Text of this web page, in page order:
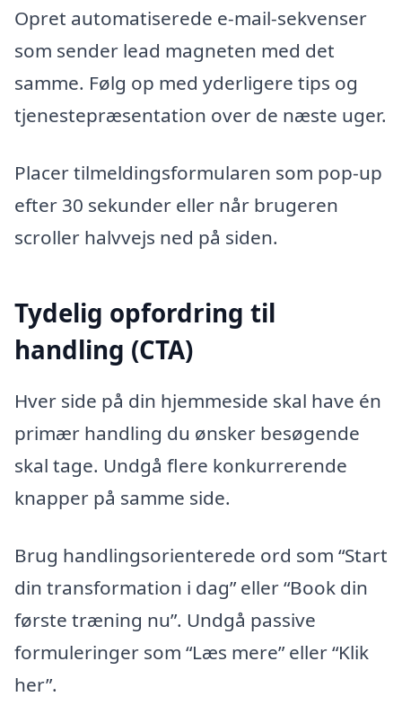
Opret automatiserede e-mail-sekvenser
som sender lead magneten med det
samme. Følg op med yderligere tips og
tjenestepræsentation over de næste uger.
Placer tilmeldingsformularen som pop-up
efter 30 sekunder eller når brugeren
scroller halvvejs ned på siden.
Tydelig opfordring til
handling (CTA)
Hver side på din hjemmeside skal have én
primær handling du ønsker besøgende
skal tage. Undgå flere konkurrerende
knapper på samme side.
Brug handlingsorienterede ord som “Start
din transformation i dag” eller “Book din
første træning nu”. Undgå passive
formuleringer som “Læs mere” eller “Klik
her”.